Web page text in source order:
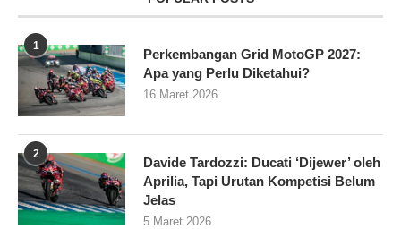
1
Perkembangan Grid MotoGP 2027:
Apa yang Perlu Diketahui?
16 Maret 2026
2
Davide Tardozzi: Ducati ‘Dijewer’ oleh
Aprilia, Tapi Urutan Kompetisi Belum
Jelas
5 Maret 2026